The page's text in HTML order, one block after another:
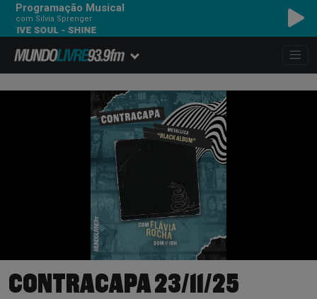
Programação Musical
com Silvia Sprenger
- SHINE
CONTRACAPA 23/11/25